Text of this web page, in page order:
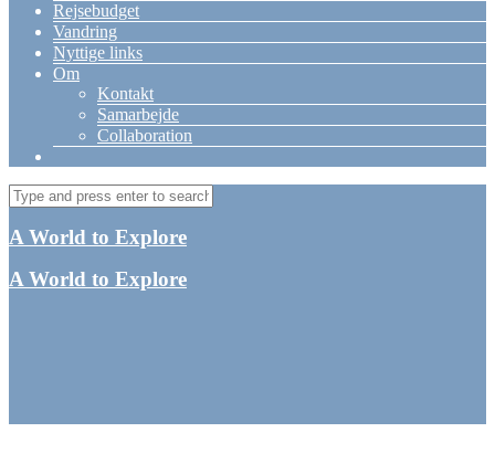
Rejsebudget
Vandring
Nyttige links
Om
Kontakt
Samarbejde
Collaboration
A World to Explore
A World to Explore